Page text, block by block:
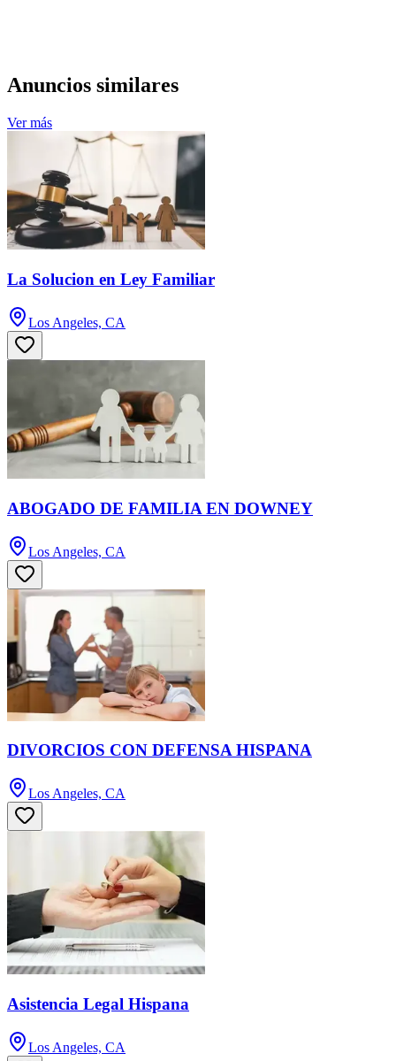
Anuncios similares
Ver más
La Solucion en Ley Familiar
Los Angeles, CA
ABOGADO DE FAMILIA EN DOWNEY
Los Angeles, CA
DIVORCIOS CON DEFENSA HISPANA
Los Angeles, CA
Asistencia Legal Hispana
Los Angeles, CA